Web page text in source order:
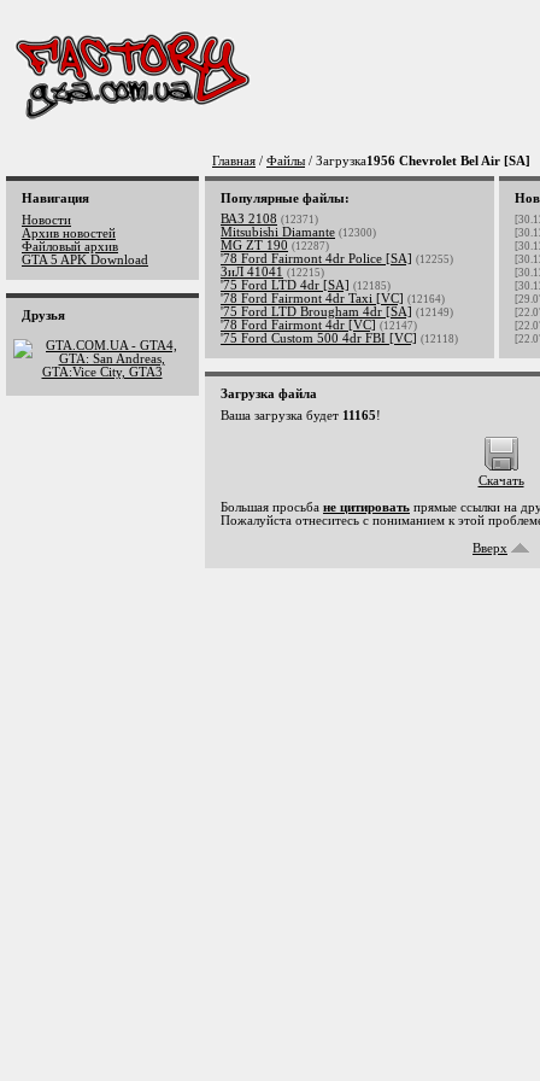
Главная / Файлы / Загрузка1956 Chevrolet Bel Air [SA]
Навигация
Новости
Архив новостей
Файловый архив
GTA 5 APK Download
Друзья
Популярные файлы:
ВАЗ 2108 (12371)
Mitsubishi Diamante (12300)
MG ZT 190 (12287)
'78 Ford Fairmont 4dr Police [SA] (12255)
ЗиЛ 41041 (12215)
'75 Ford LTD 4dr [SA] (12185)
'78 Ford Fairmont 4dr Taxi [VC] (12164)
'75 Ford LTD Brougham 4dr [SA] (12149)
'78 Ford Fairmont 4dr [VC] (12147)
'75 Ford Custom 500 4dr FBI [VC] (12118)
Загрузка файла
Ваша загрузка будет 11165!
Скачать
Большая просьба не цитировать прямые ссылки на
Пожалуйста отнеситесь с пониманием к этой
Вверх